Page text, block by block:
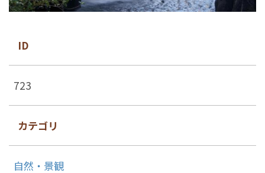
ID
723
カテゴリ
自然・景観